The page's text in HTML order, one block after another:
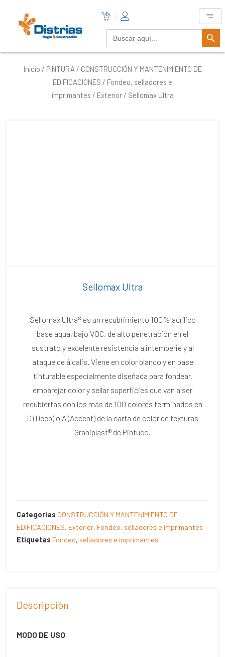
Buscar: Botón De
Inicio / PINTURA / CONSTRUCCIÓN Y MANTENIMIENTO DE
EDIFICACIONES / Fondeo, selladores e
imprimantes / Exterior/ Sellomax Ultra
Sellomax Ultra
Sellomax Ultra® es un recubrimiento 100% acrílico
base agua, bajo VOC, de alto penetración en el
sustrato y excelente resistencia a intemperie y al
ataque de álcalis. Viene en color blanco y en base
tinturable especialmente diseñada para fondear,
emparejar color y sellar superficies que van a ser
recubiertas con los más de 100 colores terminados en
D (Deep) o A (Accent) de la carta de color de texturas
Graniplast® de Pintuco.
Categorías CONSTRUCCIÓN Y MANTENIMIENTO DE
EDIFICACIONES, Exterior, Fondeo, selladores e imprimantes
Etiquetas Fondeo, selladores e imprimantes
Descripción
MODO DE USO